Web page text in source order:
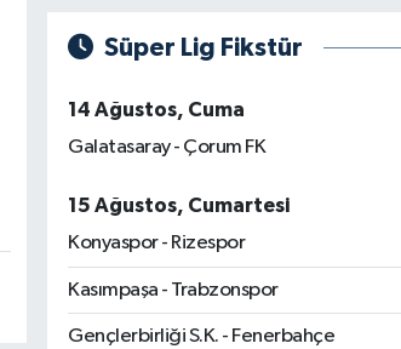
Süper Lig Fikstür
14 Ağustos, Cuma
Galatasaray - Çorum FK
15 Ağustos, Cumartesi
Konyaspor - Rizespor
Kasımpaşa - Trabzonspor
Gençlerbirliği S.K. - Fenerbahçe